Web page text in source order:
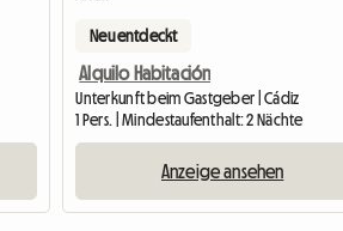
Neu entdeckt
Alquilo Habitación
Unterkunft beim Gastgeber | Cádiz
1 Pers. | Mindestaufenthalt: 2 Nächte
Anzeige ansehen